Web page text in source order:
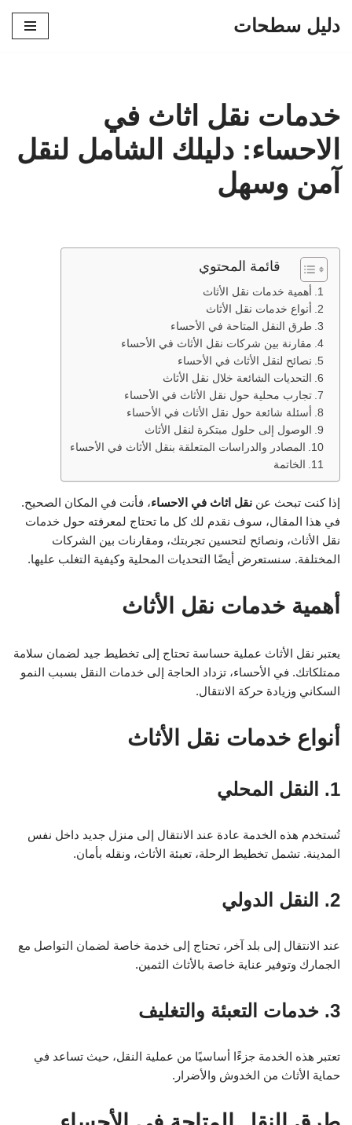
دليل سطحات
خدمات نقل اثاث في
الاحساء: دليلك الشامل لنقل
آمن وسهل
قائمة المحتوي
أهمية خدمات نقل الأثاث
أنواع خدمات نقل الأثاث
طرق النقل المتاحة في الأحساء
مقارنة بين شركات نقل الأثاث في الأحساء
نصائح لنقل الأثاث في الأحساء
التحديات الشائعة خلال نقل الأثاث
تجارب محلية حول نقل الأثاث في الأحساء
أسئلة شائعة حول نقل الأثاث في الأحساء
الوصول إلى حلول مبتكرة لنقل الأثاث
المصادر والدراسات المتعلقة بنقل الأثاث في الأحساء
الخاتمة
إذا كنت تبحث عن نقل اثاث في الاحساء، فأنت في المكان الصحيح.
في هذا المقال، سوف نقدم لك كل ما تحتاج لمعرفته حول خدمات
نقل الأثاث، ونصائح لتحسين تجربتك، ومقارنات بين الشركات
المختلفة. سنستعرض أيضًا التحديات المحلية وكيفية التغلب عليها.
أهمية خدمات نقل الأثاث
يعتبر نقل الأثاث عملية حساسة تحتاج إلى تخطيط جيد لضمان سلامة
ممتلكاتك. في الأحساء، تزداد الحاجة إلى خدمات النقل بسبب النمو
السكاني وزيادة حركة الانتقال.
أنواع خدمات نقل الأثاث
1. النقل المحلي
تُستخدم هذه الخدمة عادة عند الانتقال إلى منزل جديد داخل نفس
المدينة. تشمل تخطيط الرحلة، تعبئة الأثاث، ونقله بأمان.
2. النقل الدولي
عند الانتقال إلى بلد آخر، تحتاج إلى خدمة خاصة لضمان التواصل مع
الجمارك وتوفير عناية خاصة بالأثاث الثمين.
3. خدمات التعبئة والتغليف
تعتبر هذه الخدمة جزءًا أساسيًا من عملية النقل، حيث تساعد في
حماية الأثاث من الخدوش والأضرار.